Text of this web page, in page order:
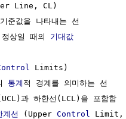
Line, CL)
준값을 나타내는 선
상일 때의
기대값
Limits)
통계 적 경계를 의미하는 선
과 하한선(LCL)을 포함함
계선 (Upper Control
Limit,